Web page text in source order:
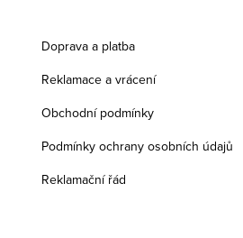
Doprava a platba
Reklamace a vrácení
Obchodní podmínky
Podmínky ochrany osobních údajů
Reklamační řád